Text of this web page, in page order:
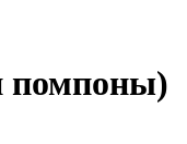
помпоны)